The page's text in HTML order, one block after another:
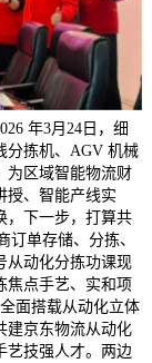
年3月24日，细
分拣机、AGV 机械
为区域智能物流财
授、智能产线实
，下一步，打算共
订单存储、分拣、
从动化分拣功课现
焦点手艺、实和项
面搭载从动化立体
建京东物流从动化
艺技强人才。两边